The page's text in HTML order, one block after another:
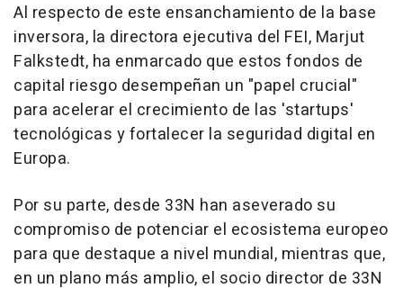
Al respecto de este ensanchamiento de la base
inversora, la directora ejecutiva del FEI, Marjut
Falkstedt, ha enmarcado que estos fondos de
capital riesgo desempeñan un "papel crucial"
para acelerar el crecimiento de las 'startups'
tecnológicas y fortalecer la seguridad digital en
Europa.
Por su parte, desde 33N han aseverado su
compromiso de potenciar el ecosistema europeo
para que destaque a nivel mundial, mientras que,
en un plano más amplio, el socio director de 33N